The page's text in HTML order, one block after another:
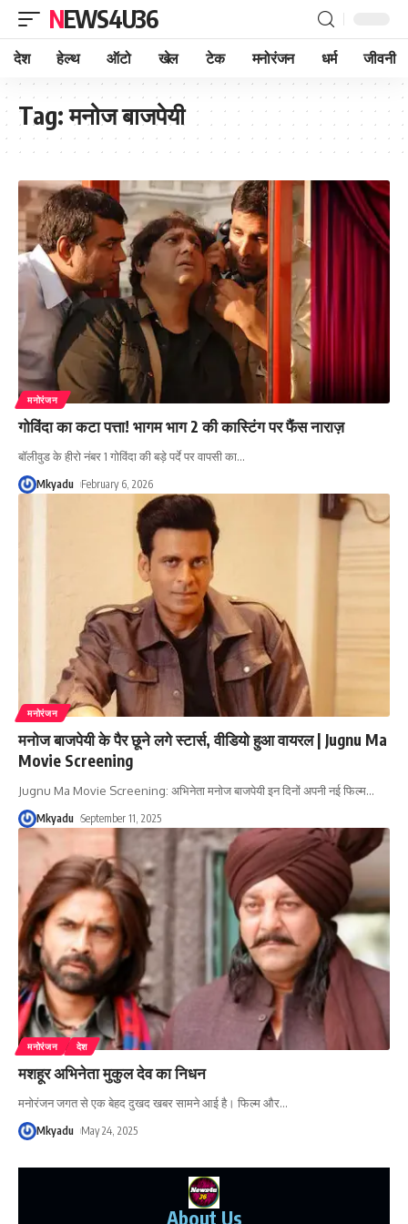
NEWS4U36
देश हेल्थ ऑटो खेल टेक मनोरंजन धर्म जीवनी
Tag:मनोज बाजपेयी
मनोरंजन
गोविंदा का कटा पत्ता! भागम भाग 2 की कास्टिंग पर फैंस नाराज़
बॉलीवुड के हीरो नंबर 1 गोविंदा की बड़े पर्दे पर वापसी का…
Mkyadu February 6, 2026
मनोरंजन
मनोज बाजपेयी के पैर छूने लगे स्टार्स, वीडियो हुआ वायरल | Jugnu Ma
Movie Screening
Jugnu Ma Movie Screening: अभिनेता मनोज बाजपेयी इन दिनों अपनी नई फिल्म…
Mkyadu September 11, 2025
मनोरंजन देश
मशहूर अभिनेता मुकुल देव का निधन
मनोरंजन जगत से एक बेहद दुखद खबर सामने आई है। फिल्म और…
Mkyadu May 24, 2025
About Us